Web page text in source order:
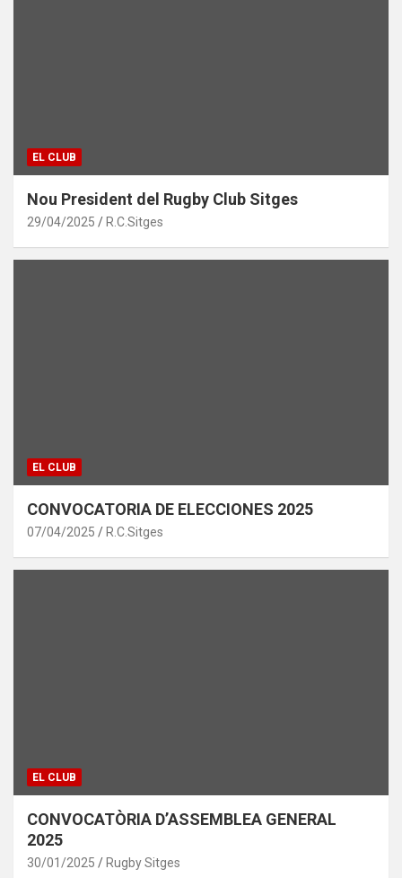
EL CLUB
Nou President del Rugby Club Sitges
29/04/2025 R.C.Sitges
EL CLUB
CONVOCATORIA DE ELECCIONES 2025
07/04/2025 R.C.Sitges
EL CLUB
CONVOCATÒRIA D’ASSEMBLEA GENERAL
2025
30/01/2025 Rugby Sitges